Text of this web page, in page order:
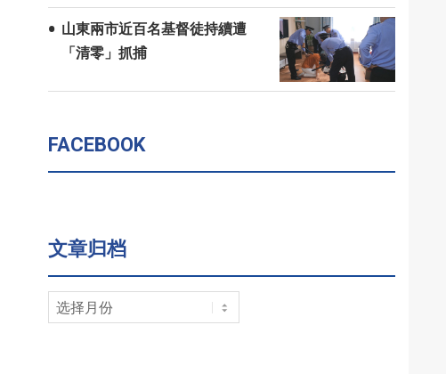
山東兩市近百名基督徒持續遭
「清零」抓捕
FACEBOOK
文章归档
文
章